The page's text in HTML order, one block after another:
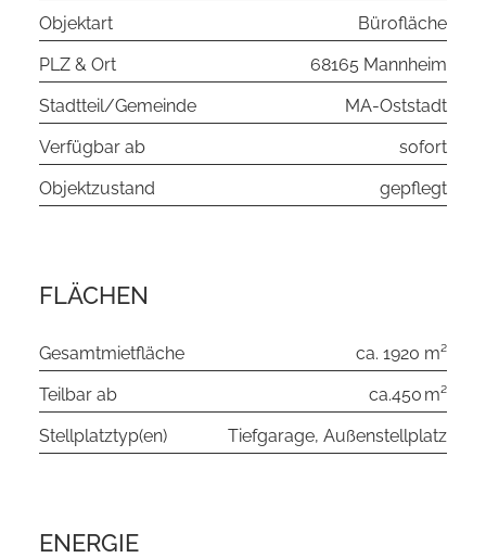
Objektart
Bürofläche
PLZ & Ort
68165 Mannheim
Stadtteil/Gemeinde
MA-Oststadt
Verfügbar ab
sofort
Objektzustand
gepflegt
FLÄCHEN
Gesamtmietfläche
ca. 1920 m²
Teilbar ab
ca.450 m²
Stellplatztyp(en)
Tiefgarage, Außenstellplatz
ENERGIE